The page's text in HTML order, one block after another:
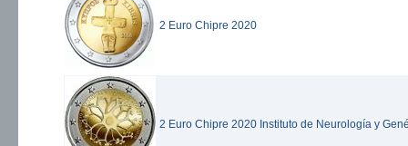
2 Euro Chipre 2020
2 Euro Chipre 2020 Instituto de Neurología y